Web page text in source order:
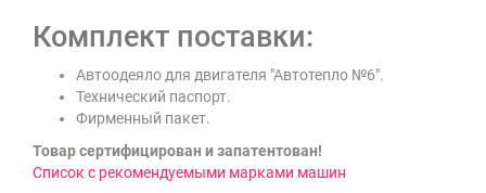
Комплект поставки:
Автоодеяло для двигателя "Автотепло №6".
Технический паспорт.
Фирменный пакет.
Товар сертифицирован и запатентован!
Список с рекомендуемыми марками машин